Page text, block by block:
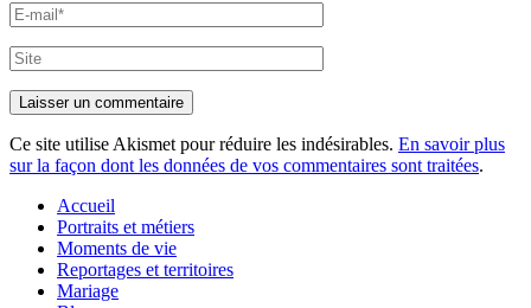
E-
mail*
Site
Ce site utilise Akismet pour réduire les indésirables. En savoir plus
sur la façon dont les données de vos commentaires sont traitées.
Accueil
Portraits et métiers
Moments de vie
Reportages et territoires
Mariage